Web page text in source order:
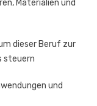
Materialien und
dieser Beruf zur
steuern
und